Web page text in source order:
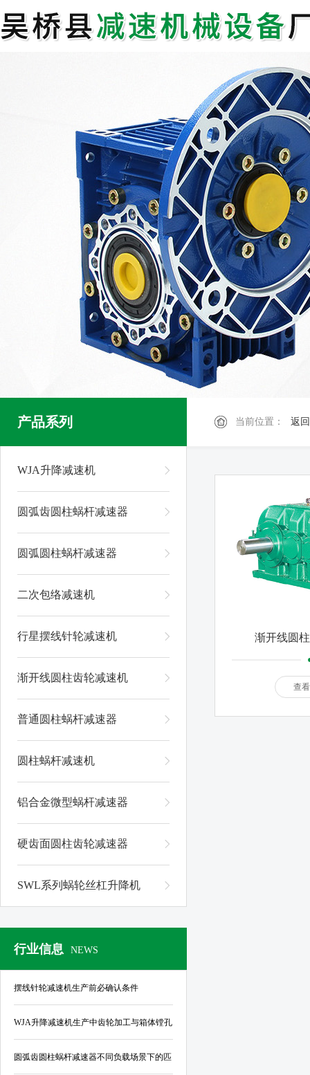
当前位置： 返
产品系列
WJA升降减速机
圆弧齿圆柱蜗杆减速器
圆弧圆柱蜗杆减速器
二次包络减速机
行星摆线针轮减速机
渐开线圆柱齿轮减速机
普通圆柱蜗杆减速器
圆柱蜗杆减速机
铝合金微型蜗杆减速器
硬齿面圆柱齿轮减速器
SWL系列蜗轮丝杠升降机
行业信息 NEWS
摆线针轮减速机生产前必确认条件
WJA升降减速机生产中齿轮加工与箱体镗孔
圆弧齿圆柱蜗杆减速器不同负载场景下的匹
渐开线圆
查